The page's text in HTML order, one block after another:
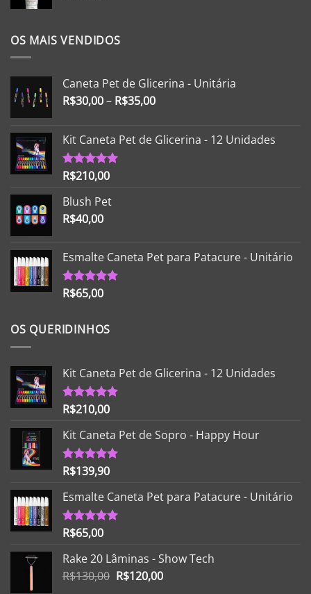
OS MAIS VENDIDOS
Caneta Pet de Glicerina - Unitária
R$30,00– R$35,00
Kit Caneta Pet de Glicerina - 12 Unidades
Avaliação
R$210,00
Blush Pet
R$40,00
Esmalte Caneta Pet para Patacure - Unitário
Avaliação
R$65,00
OS QUERIDINHOS
Kit Caneta Pet de Glicerina - 12 Unidades
Avaliação
R$210,00
Kit Caneta Pet de Sopro - Happy Hour
Avaliação
R$139,90
Esmalte Caneta Pet para Patacure - Unitário
Avaliação
R$65,00
Rake 20 Lâminas - Show Tech
R$130,00 O
R$120,00O